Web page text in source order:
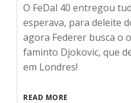
O FeDal 40 entregou
esperava, para deleite
agora Federer busca o
faminto Djokovic, que
em Londres!
READ MORE